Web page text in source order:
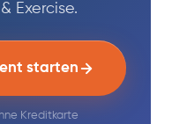
Exercise.
starten
Kreditkarte